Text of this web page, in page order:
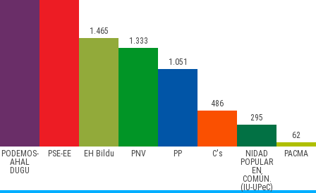
PODEMOS-
AHAL
DUGU
PSE-EE EH Bildu PNV PP C's
NIDAD
POPULAR
EN
COMÚN.
(IU-UPeC)
PACMA
1.465
1.333
1.051
486
295
62